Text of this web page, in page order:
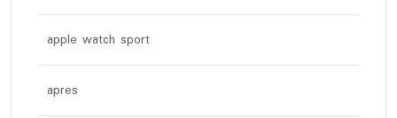
apple watch sport
apres